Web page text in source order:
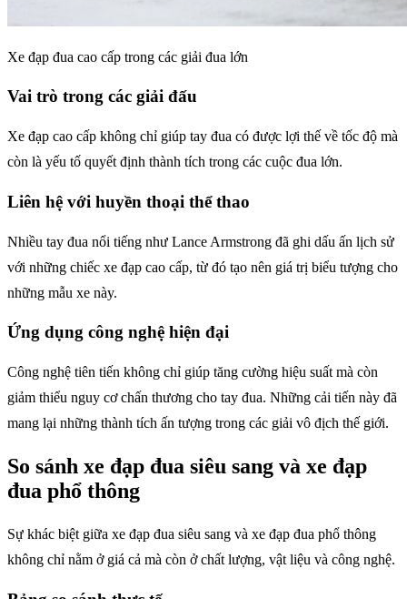
Xe đạp đua cao cấp trong các giải đua lớn
Vai trò trong các giải đấu
Xe đạp cao cấp không chỉ giúp tay đua có được lợi thế về tốc độ mà
còn là yếu tố quyết định thành tích trong các cuộc đua lớn.
Liên hệ với huyền thoại thể thao
Nhiều tay đua nổi tiếng như Lance Armstrong đã ghi dấu ấn lịch sử
với những chiếc xe đạp cao cấp, từ đó tạo nên giá trị biểu tượng cho
những mẫu xe này.
Ứng dụng công nghệ hiện đại
Công nghệ tiên tiến không chỉ giúp tăng cường hiệu suất mà còn
giảm thiểu nguy cơ chấn thương cho tay đua. Những cải tiến này đã
mang lại những thành tích ấn tượng trong các giải vô địch thế giới.
So sánh xe đạp đua siêu sang và xe đạp
đua phổ thông
Sự khác biệt giữa xe đạp đua siêu sang và xe đạp đua phổ thông
không chỉ nằm ở giá cả mà còn ở chất lượng, vật liệu và công nghệ.